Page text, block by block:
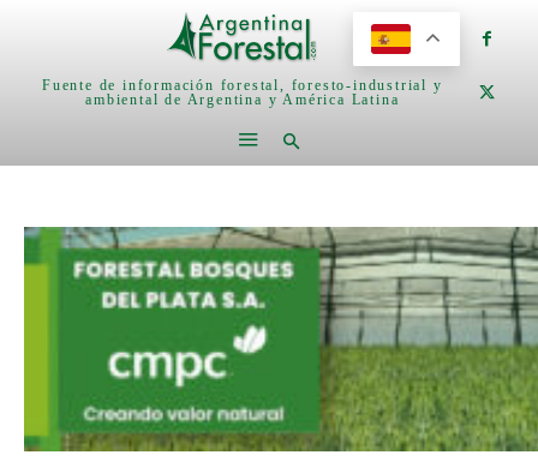
Fuente de información forestal, foresto-industrial y
ambiental de Argentina y América Latina